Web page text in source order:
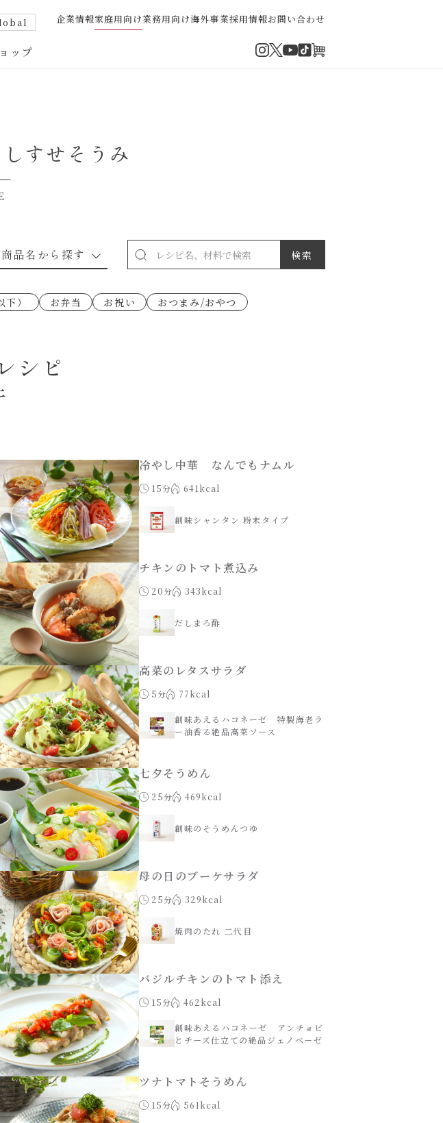
企業情報家庭用向け業務用向け海外事業採用情報お問い合わせ
ップ Instagram
Twitter
YouTube
TikTok
しすせそうみ
ピ 穀物類のレシピ 果実のレシピ
なんでも南蛮
朝シャン（パン派）
肉ピクキノピク
シャンタン粉末（シャンタンチーズニン
商品名から探す
あえるハコネーゼ高菜
あえるハコネーゼナポリタン
ノ あえるハコネーゼたらこクリーム
聖護院かぶらのもみじおろしぽん酢
） お弁当 お祝い おつまみ/おやつ
シピ
冷やし中華 なんでもナムル
15分 641kcal
創味シャンタン 粉末タイプ
チキンのトマト煮込み
20分 343kcal
だしまろ酢
高菜のレタスサラダ
5分 77kcal
創味あえるハコネーゼ 特製海老ラ
ー油香る絶品高菜ソース
七夕そうめん
25分 469kcal
創味のそうめんつゆ
母の日のブーケサラダ
25分 329kcal
焼肉のたれ 二代目
バジルチキンのトマト添え
15分 462kcal
創味あえるハコネーゼ アンチョビ
とチーズ仕立ての絶品ジェノベーゼ
ツナトマトそうめん
15分 561kcal